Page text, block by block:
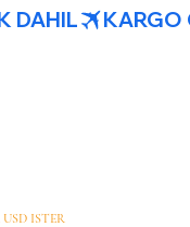
ISTER